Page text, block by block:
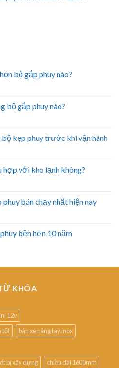
bộ gắp phuy nào?
bộ gắp phuy nào?
kẹp phuy trước khi vận hành
hợp với kho lạnh không?
bán chạy nhất hiện nay
bền hơn 10 năm
KHÓA
12v
tốt
bán xe nâng tay inox
bị xây dựng
chiều dài 1600mm